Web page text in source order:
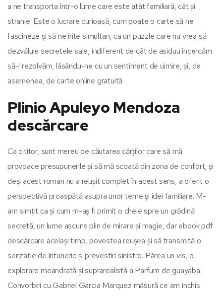
a ne transporta într-o lume care este atât familiară, cât și
stranie. Este o lucrare curioasă, cum poate o carte să ne
fascineze și să ne irite simultan, ca un puzzle care nu vrea să
dezvăluie secretele sale, indiferent de cât de asiduu încercăm
să-l rezolvăm, lăsându-ne cu un sentiment de uimire, și, de
asemenea, de carte online gratuită
Plinio Apuleyo Mendoza
descărcare
Ca cititor, sunt mereu pe căutarea cărților care să mă
provoace presupunerile și să mă scoată din zona de confort, și
deși acest roman nu a reușit complet în acest sens, a oferit o
perspectivă proaspătă asupra unor teme și idei familiare. M-
am simțit ca și cum m-aș fi primit o cheie spre un grădină
secretă, un lume ascuns plin de mirare și magie, dar ebook pdf
descărcare același timp, povestea reușea și să transmită o
senzație de întuneric și prevestiri sinistre. Părea un vis, o
explorare meandrată și suprarealistă a Parfum de guayaba:
Convorbiri cu Gabriel Garcia Marquez măsură ce am închis